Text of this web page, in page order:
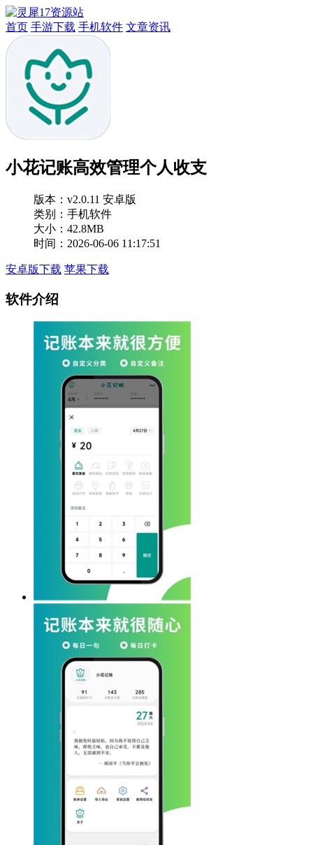
首页 手游下载 手机软件 文章资讯
小花记账高效管理个人收支
版本： v2.0.11 安卓版
类别：手机软件
大小：42.8MB
时间：2026-06-06 11:17:51
安卓版下载 苹果下载
软件介绍